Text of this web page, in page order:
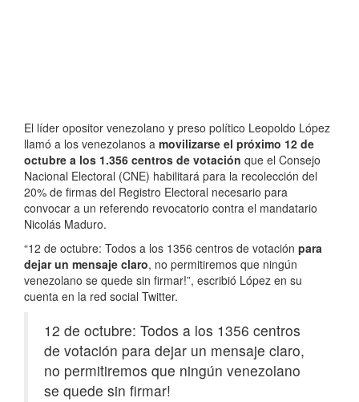
El líder opositor venezolano y preso político Leopoldo López
llamó a los venezolanos a movilizarse el próximo 12 de
octubre a los 1.356 centros de votación que el Consejo
Nacional Electoral (CNE) habilitará para la recolección del
20% de firmas del Registro Electoral necesario para
convocar a un referendo revocatorio contra el mandatario
Nicolás Maduro.
“12 de octubre: Todos a los 1356 centros de votación para
dejar un mensaje claro, no permitiremos que ningún
venezolano se quede sin firmar!”, escribió López en su
cuenta en la red social Twitter.
12 de octubre: Todos a los 1356 centros
de votación para dejar un mensaje claro,
no permitiremos que ningún venezolano
se quede sin firmar!